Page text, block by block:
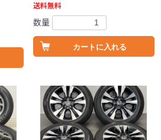
送料無料
数量
カートに入れる